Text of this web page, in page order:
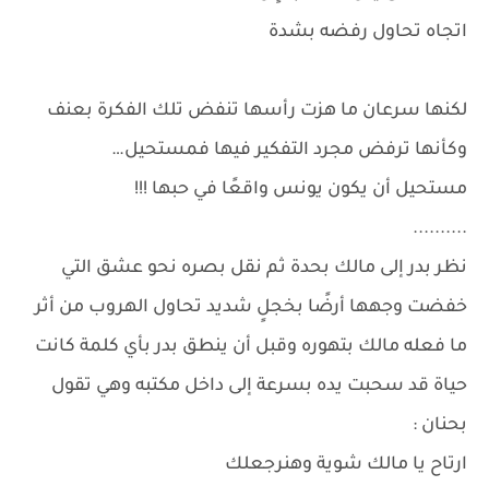
اتجاه تحاول رفضه بشدة
لكنها سرعان ما هزت رأسها تنفض تلك الفكرة بعنف
وكأنها ترفض مجرد التفكير فيها فمستحيل…
مستحيل أن يكون يونس واقعًا في حبها !!!
..........
نظر بدر إلى مالك بحدة ثم نقل بصره نحو عشق التي
خفضت وجهها أرضًا بخجلٍ شديد تحاول الهروب من أثر
ما فعله مالك بتهوره وقبل أن ينطق بدر بأي كلمة كانت
حياة قد سحبت يده بسرعة إلى داخل مكتبه وهي تقول
بحنان :
ارتاح يا مالك شوية وهنرجعلك